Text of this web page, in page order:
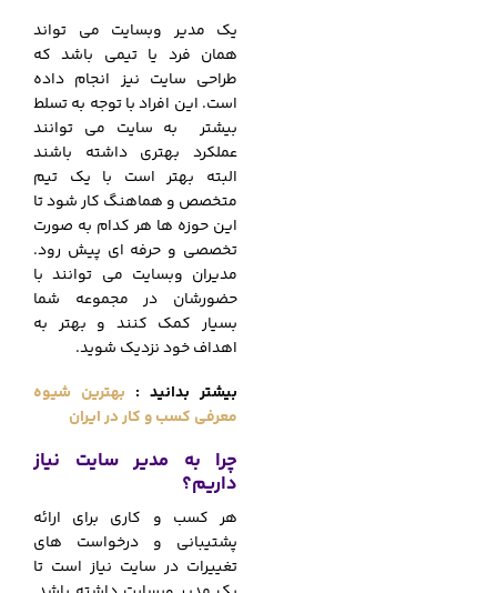
یک مدیر وبسایت می تواند
همان فرد یا تیمی باشد که
طراحی سایت نیز انجام داده
است. این افراد با توجه به تسلط
بیشتر به سایت می توانند
عملکرد بهتری داشته باشند
البته بهتر است با یک تیم
متخصص و هماهنگ کار شود تا
این حوزه ها هر کدام به صورت
تخصصی و حرفه ای پیش رود.
مدیران وبسایت می توانند با
حضورشان در مجموعه شما
بسیار کمک کنند و بهتر به
اهداف خود نزدیک شوید.
بیشتر بدانید : بهترین شیوه
معرفی کسب و کار در ایران
چرا به مدیر سایت نیاز
داریم؟
هر کسب و کاری برای ارائه
پشتیبانی و درخواست های
تغییرات در سایت نیاز است تا